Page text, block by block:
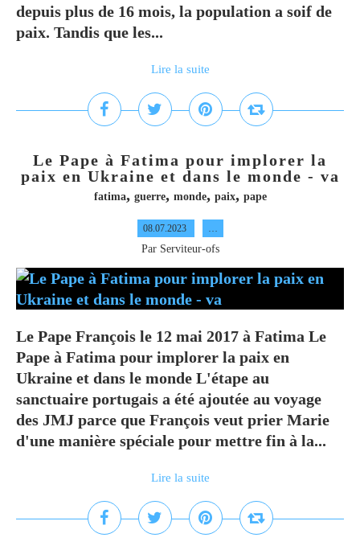
depuis plus de 16 mois, la population a soif de
paix. Tandis que les...
Lire la suite
Le Pape à Fatima pour implorer la
paix en Ukraine et dans le monde - va
fatima, guerre, monde, paix, pape
08.07.2023 …
Par Serviteur-ofs
Le Pape François le 12 mai 2017 à Fatima Le
Pape à Fatima pour implorer la paix en
Ukraine et dans le monde L'étape au
sanctuaire portugais a été ajoutée au voyage
des JMJ parce que François veut prier Marie
d'une manière spéciale pour mettre fin à la...
Lire la suite